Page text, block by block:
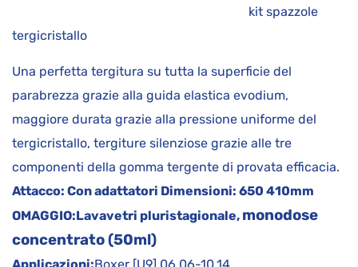
kit spazzole
tergicristallo
Una perfetta tergitura su tutta la superficie del
parabrezza grazie alla guida elastica evodium,
maggiore durata grazie alla pressione uniforme del
tergicristallo, tergiture silenziose grazie alle tre
componenti della gomma tergente di provata efficacia.
Attacco: Con adattatori Dimensioni: 650 410mm
OMAGGIO:Lavavetri pluristagionale, monodose
concentrato (50ml)
Applicazioni:Boxer [U9] 06.06-10.14